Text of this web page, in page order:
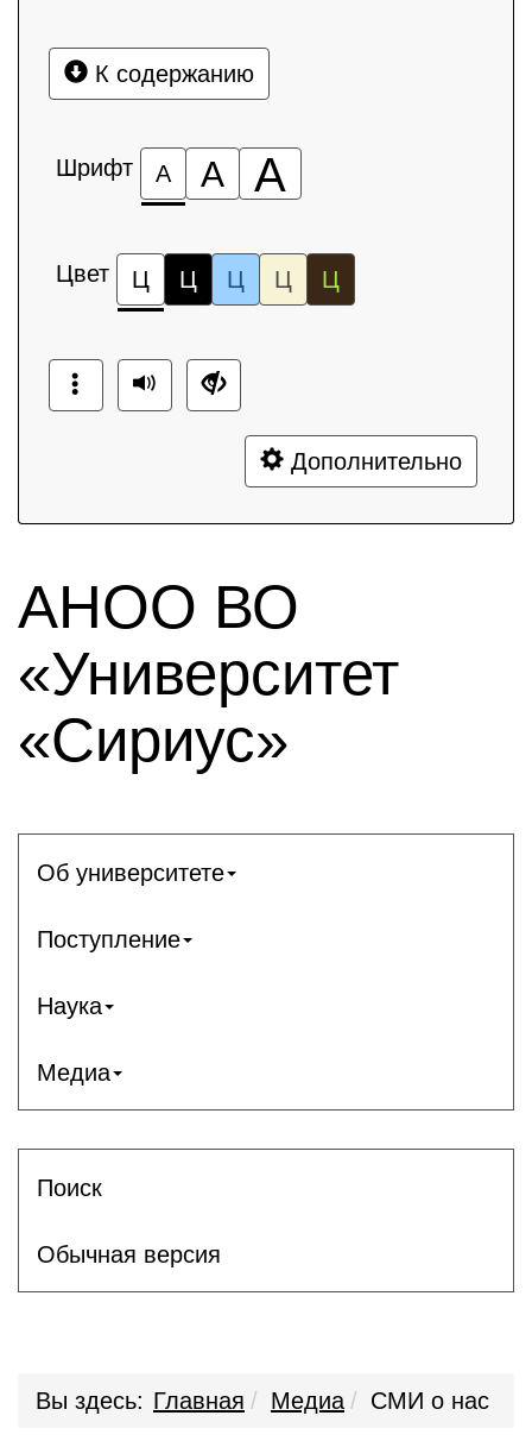
К содержанию
Шрифт А А А
Цвет Ц Ц Ц Ц Ц
Дополнительно
АНОО ВО
«Университет
«Сириус»
Об университете
Поступление
Наука
Медиа
Поиск
Обычная версия
Вы здесь: Главная Медиа СМИ о нас